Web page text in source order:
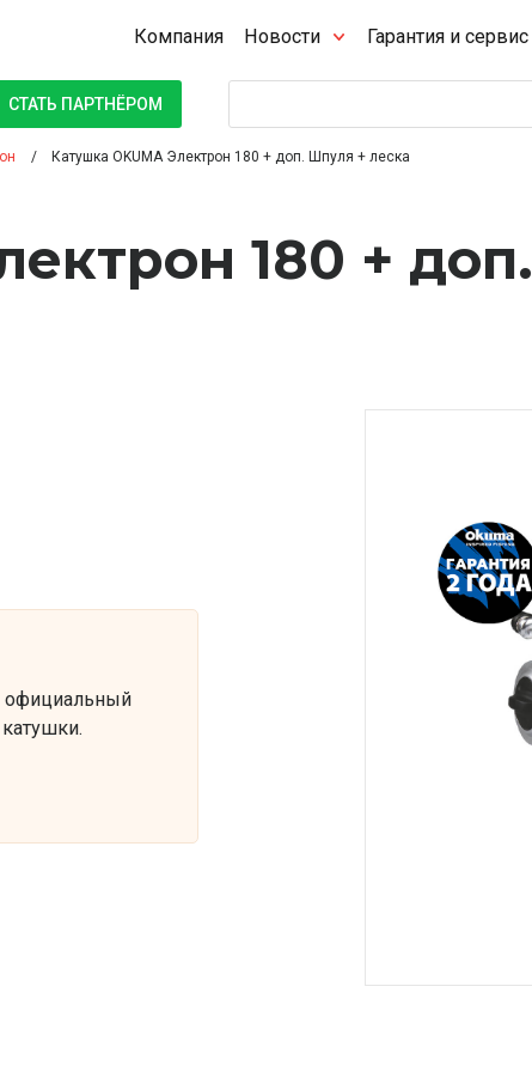
Компания Новости Гарантия и сервис
СТАТЬ ПАРТНЁРОМ
Катушка OKUMA Электрон 180 + доп. Шпуля + леска
180 + доп.
официальный